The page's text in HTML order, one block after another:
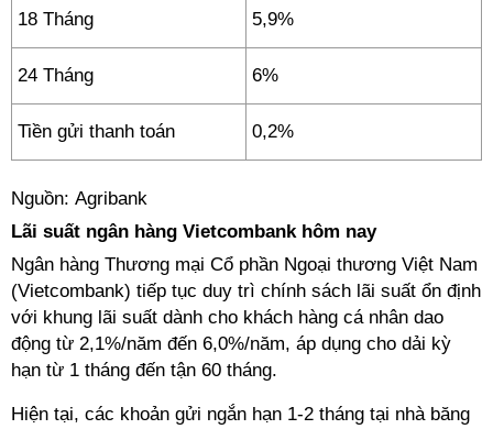
18 Tháng 5,9%
24 Tháng 6%
Tiền gửi thanh toán 0,2%
Nguồn: Agribank
Lãi suất ngân hàng Vietcombank hôm nay
Ngân hàng Thương mại Cổ phần Ngoại thương Việt Nam
(Vietcombank) tiếp tục duy trì chính sách lãi suất ổn định
với khung lãi suất dành cho khách hàng cá nhân dao
động từ 2,1%/năm đến 6,0%/năm, áp dụng cho dải kỳ
hạn từ 1 tháng đến tận 60 tháng.
Hiện tại, các khoản gửi ngắn hạn 1-2 tháng tại nhà băng